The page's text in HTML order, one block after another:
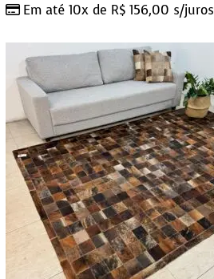
Em até 10x de R$ 156,00 s/juros